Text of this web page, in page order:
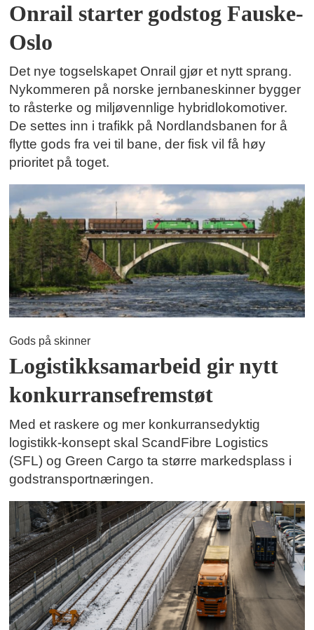
Onrail starter godstog Fauske-
Oslo
Det nye togselskapet Onrail gjør et nytt sprang.
Nykommeren på norske jernbaneskinner bygger
to råsterke og miljøvennlige hybridlokomotiver.
De settes inn i trafikk på Nordlandsbanen for å
flytte gods fra vei til bane, der fisk vil få høy
prioritet på toget.
Gods på skinner
Logistikksamarbeid gir nytt
konkurransefremstøt
Med et raskere og mer konkurransedyktig
logistikk-konsept skal ScandFibre Logistics
(SFL) og Green Cargo ta større markedsplass i
godstransportnæringen.